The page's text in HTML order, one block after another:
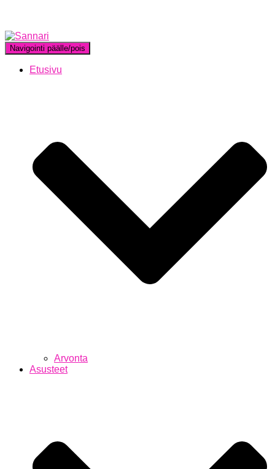
Navigointi päälle/pois
Etusivu
Arvonta
Asusteet